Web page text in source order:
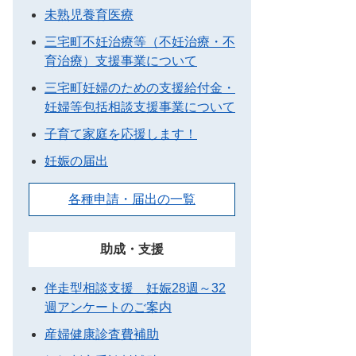
未熟児養育医療
三宅町不妊治療等（不妊治療・不
育治療）支援事業について
三宅町妊婦のための支援給付金・
妊婦等包括相談支援事業について
子育て家庭を応援します！
妊娠の届出
各種申請・届出の一覧
助成・支援
伴走型相談支援 妊娠28週～32
週アンケートのご案内
産婦健康診査費補助